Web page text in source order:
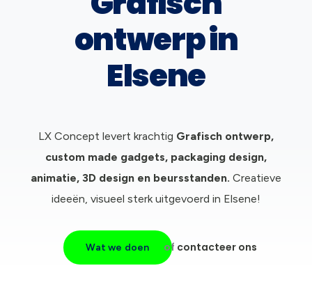
ontwerp in
Elsene
LX Concept levert krachtig Grafisch ontwerp,
custom made gadgets, packaging design,
animatie, 3D design en beursstanden. Creatieve
ideeën, visueel sterk uitgevoerd in Elsene!
Wat we doen of contacteer ons